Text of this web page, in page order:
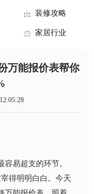
装修攻略
家居行业
万能报价表帮你
容易超支的环节。
得明明白白。今天